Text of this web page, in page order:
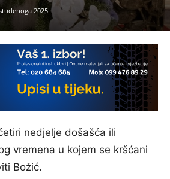
2025.
nedjelje došašća ili
vremena u kojem se kršćani
Božić.